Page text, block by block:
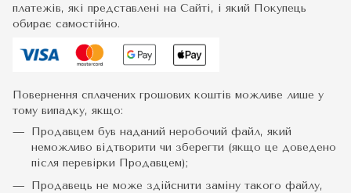
платежів, які представлені на Сайті, і який Покупець
обирає самостійно.
Повернення сплачених грошових коштів можливе лише у
тому випадку, якщо:
Продавцем був наданий неробочий файл, який
неможливо відтворити чи зберегти (якщо це доведено
після перевірки Продавцем);
Продавець не може здійснити заміну такого файлу,